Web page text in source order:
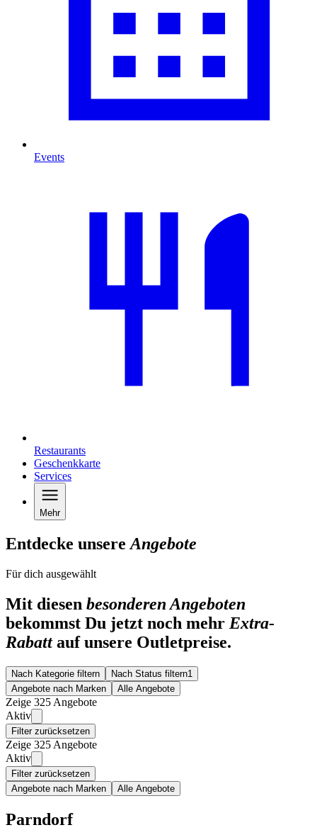
Events
Restaurants
Geschenkkarte
Services
Mehr
Entdecke unsereAngebote
Für dich ausgewählt
Mit diesen besonderen Angeboten
bekommst Du jetzt noch mehr Extra-
Rabattauf unsere Outletpreise.
Nach Kategorie filtern Nach Status filtern1
Angebote nach Marken
Alle Angebote
Zeige 325 Angebote
Aktiv
Filter zurücksetzen
Zeige 325 Angebote
Aktiv
Filter zurücksetzen
Angebote nach Marken
Alle Angebote
Parndorf